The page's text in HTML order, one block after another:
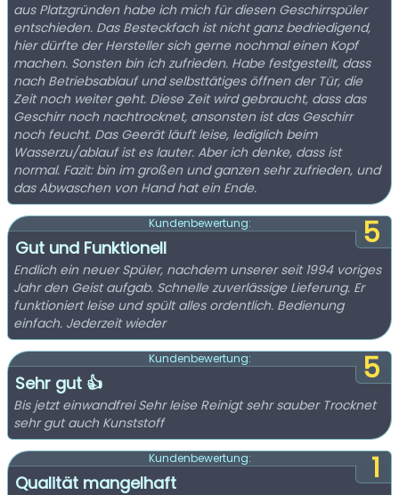
aus Platzgründen habe ich mich für diesen Geschirrspüler
entschieden. Das Besteckfach ist nicht ganz bedriedigend,
hier dürfte der Hersteller sich gerne nochmal einen Kopf
machen. Sonsten bin ich zufrieden. Habe festgestellt, dass
nach Betriebsablauf und selbsttätiges öffnen der Tür, die
Zeit noch weiter geht. Diese Zeit wird gebraucht, dass das
Geschirr noch nachtrocknet, ansonsten ist das Geschirr
noch feucht. Das Geerät läuft leise, lediglich beim
Wasserzu/ablauf ist es lauter. Aber ich denke, dass ist
normal. Fazit: bin im großen und ganzen sehr zufrieden, und
das Abwaschen von Hand hat ein Ende.
5
Kundenbewertung:
Gut und Funktionell
Endlich ein neuer Spüler, nachdem unserer seit 1994 voriges
Jahr den Geist aufgab. Schnelle zuverlässige Lieferung. Er
funktioniert leise und spült alles ordentlich. Bedienung
einfach. Jederzeit wieder
5
Kundenbewertung:
Sehr gut 👍
Bis jetzt einwandfrei Sehr leise Reinigt sehr sauber Trocknet
sehr gut auch Kunststoff
1
Kundenbewertung:
Qualität mangelhaft